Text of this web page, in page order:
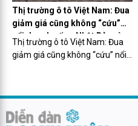
Thị trường ô tô Việt Nam: Đua
giảm giá cũng không “cứu”
nổi doanh số xe Nhật Bản và
Hàn Quốc, Ford nổi thành hiện
tượng
Thị trường ô tô Việt Nam: Đua
giảm giá cũng không “cứu” nổi